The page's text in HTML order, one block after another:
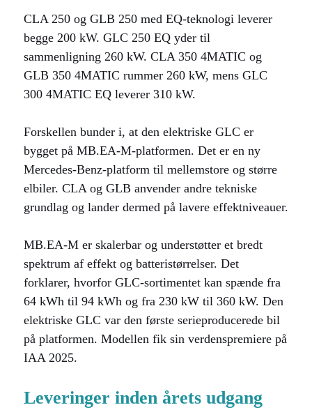
CLA 250 og GLB 250 med EQ-teknologi leverer
begge 200 kW. GLC 250 EQ yder til
sammenligning 260 kW. CLA 350 4MATIC og
GLB 350 4MATIC rummer 260 kW, mens GLC
300 4MATIC EQ leverer 310 kW.
Forskellen bunder i, at den elektriske GLC er
bygget på MB.EA-M-platformen. Det er en ny
Mercedes-Benz-platform til mellemstore og større
elbiler. CLA og GLB anvender andre tekniske
grundlag og lander dermed på lavere effektniveauer.
MB.EA-M er skalerbar og understøtter et bredt
spektrum af effekt og batteristørrelser. Det
forklarer, hvorfor GLC-sortimentet kan spænde fra
64 kWh til 94 kWh og fra 230 kW til 360 kW. Den
elektriske GLC var den første serieproducerede bil
på platformen. Modellen fik sin verdenspremiere på
IAA 2025.
Leveringer inden årets udgang